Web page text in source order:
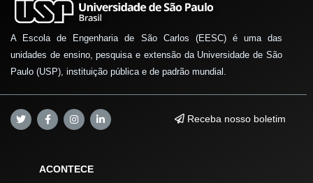
A Escola de Engenharia de São Carlos (EESC) é uma das
unidades de ensino, pesquisa e extensão da Universidade de São
Paulo (USP), instituição pública e de padrão mundial.
Receba nosso boletim
ACONTECE